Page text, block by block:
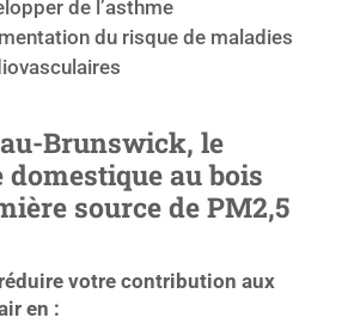
de l’asthme
du risque de maladies
Brunswick, le
au bois
source de PM2,5
votre contribution aux
en :